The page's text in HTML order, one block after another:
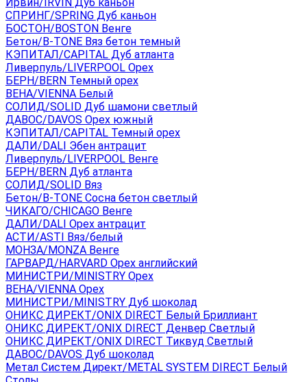
СПРИНГ/SPRING Дуб каньон
БОСТОН/BOSTON Венге
Бетон/B-TONE Вяз бетон темный
КЭПИТАЛ/CAPITAL Дуб атланта
Ливерпуль/LIVERPOOL Орех
БЕРН/BERN Темный орех
ВЕНА/VIENNA Белый
СОЛИД/SOLID Дуб шамони светлый
ДАВОС/DAVOS Орех южный
КЭПИТАЛ/CAPITAL Темный орех
ДАЛИ/DALI Эбен антрацит
Ливерпуль/LIVERPOOL Венге
БЕРН/BERN Дуб атланта
СОЛИД/SOLID Вяз
Бетон/B-TONE Сосна бетон светлый
ЧИКАГО/CHICAGO Венге
ДАЛИ/DALI Орех антрацит
АСТИ/ASTI Вяз/белый
МОНЗА/MONZA Венге
ГАРВАРД/HARVARD Орех английский
МИНИСТРИ/MINISTRY Орех
ВЕНА/VIENNA Орех
МИНИСТРИ/MINISTRY Дуб шоколад
ОНИКС ДИРЕКТ/ONIX DIRECT Белый Бриллиант
ОНИКС ДИРЕКТ/ONIX DIRECT Денвер Светлый
ОНИКС ДИРЕКТ/ONIX DIRECT Тиквуд Светлый
ДАВОС/DAVOS Дуб шоколад
Метал Систем Директ/METAL SYSTEM DIRECT Белый